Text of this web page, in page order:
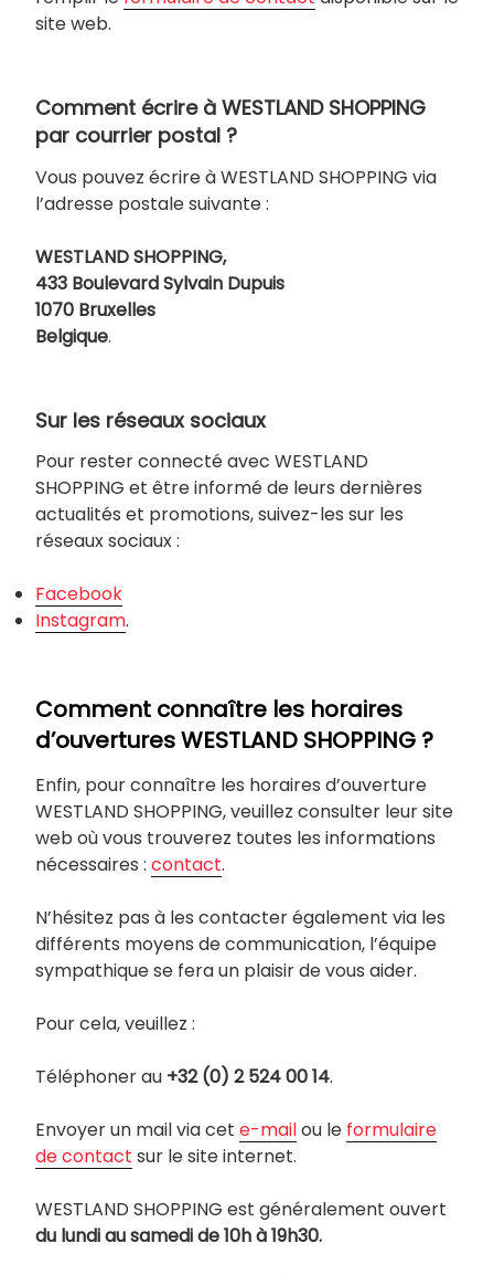
site web.
Comment écrire à WESTLAND SHOPPING
par courrier postal ?
Vous pouvez écrire à WESTLAND SHOPPING via
l’adresse postale suivante :
WESTLAND SHOPPING,
433 Boulevard Sylvain Dupuis
1070 Bruxelles
Belgique.
Sur les réseaux sociaux
Pour rester connecté avec WESTLAND
SHOPPING et être informé de leurs dernières
actualités et promotions, suivez-les sur les
réseaux sociaux :
Facebook
Instagram.
Comment connaître les horaires
d’ouvertures WESTLAND SHOPPING ?
Enfin, pour connaître les horaires d’ouverture
WESTLAND SHOPPING, veuillez consulter leur site
web où vous trouverez toutes les informations
nécessaires : contact.
N’hésitez pas à les contacter également via les
différents moyens de communication, l’équipe
sympathique se fera un plaisir de vous aider.
Pour cela, veuillez :
Téléphoner au +32 (0) 2 524 00 14.
Envoyer un mail via cet e-mailou le formulaire
de contact sur le site internet.
WESTLAND SHOPPING est généralement ouvert
du lundi au samedi de 10h à 19h30.